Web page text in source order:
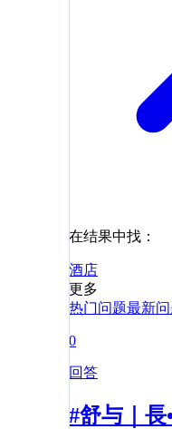
在结果中找：
酒店
更多
热门问题最新
0
回答
#舒与｜長